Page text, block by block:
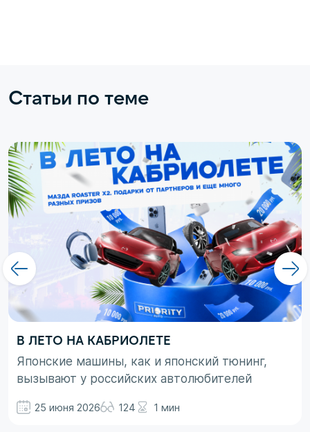
Статьи по теме
В ЛЕТО НА КАБРИОЛЕТЕ
Японские машины, как и японский тюнинг,
вызывают у российских автолюбителей
просто ассоциируются с вполне понятными
25 июня 2026 124 1 мин